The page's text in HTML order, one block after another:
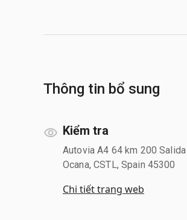
Thông tin bổ sung
Kiểm tra
Autovia A4 64 km 200
Ocana, CSTL, Spain 45300
Chi tiết trang web